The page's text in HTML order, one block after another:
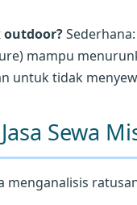
outdoor?
mampu
untuk tidak
Sewa
menganalisis